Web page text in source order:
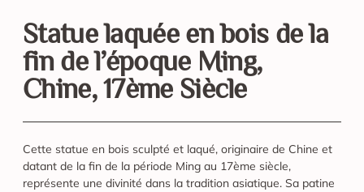
Statue laquée en bois de la
fin de l’époque Ming,
Chine, 17ème Siècle
Cette statue en bois sculpté et laqué, originaire de Chine et
datant de la fin de la période Ming au 17ème siècle,
représente une divinité dans la tradition asiatique. Sa patine